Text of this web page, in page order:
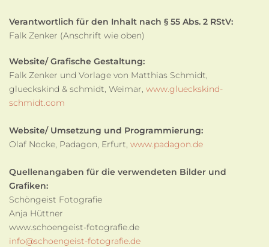
Verantwortlich für den Inhalt nach § 55 Abs. 2 RStV:
Falk Zenker (Anschrift wie oben)
Website/ Grafische Gestaltung:
Falk Zenker und Vorlage von Matthias Schmidt,
glueckskind & schmidt, Weimar, www.glueckskind-
schmidt.com
Website/ Umsetzung und Programmierung:
Olaf Nocke, Padagon, Erfurt, www.padagon.de
Quellenangaben für die verwendeten Bilder und
Grafiken:
Schöngeist Fotografie
Anja Hüttner
www.schoengeist-fotografie.de
info@schoengeist-fotografie.de